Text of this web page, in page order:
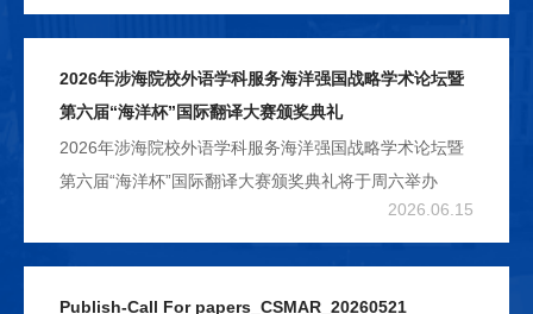
时代我国国际传播人才自主培养能力，服务国家参与全
2026“外研社-国才杯”“理解当代中国”大学生外语能力大
赛上海商学院初赛，现将具体事项通知如下：
2026年涉海院校外语学科服务海洋强国战略学术论坛暨
第六届“海洋杯”国际翻译大赛颁奖典礼
2026年涉海院校外语学科服务海洋强国战略学术论坛暨
第六届“海洋杯”国际翻译大赛颁奖典礼将于周六举办
2026.06.15
Publish-Call For papers_CSMAR_20260521